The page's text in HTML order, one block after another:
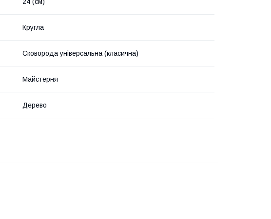
24 (см)
Кругла
Сковорода універсальна (класична)
Майстерня
Дерево